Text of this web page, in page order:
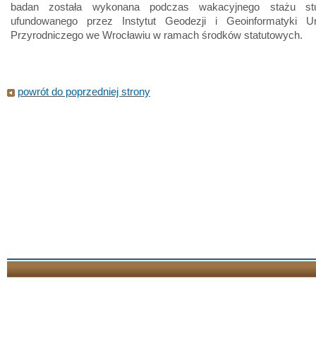
badan została wykonana podczas wakacyjnego stażu
ufundowanego przez Instytut Geodezji i Geoinformatyki
Przyrodniczego we Wrocławiu w ramach środków statutowych.
powrót do poprzedniej strony